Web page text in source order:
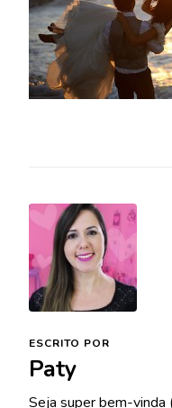
ESCRITO POR
Paty
Seja super bem-vinda